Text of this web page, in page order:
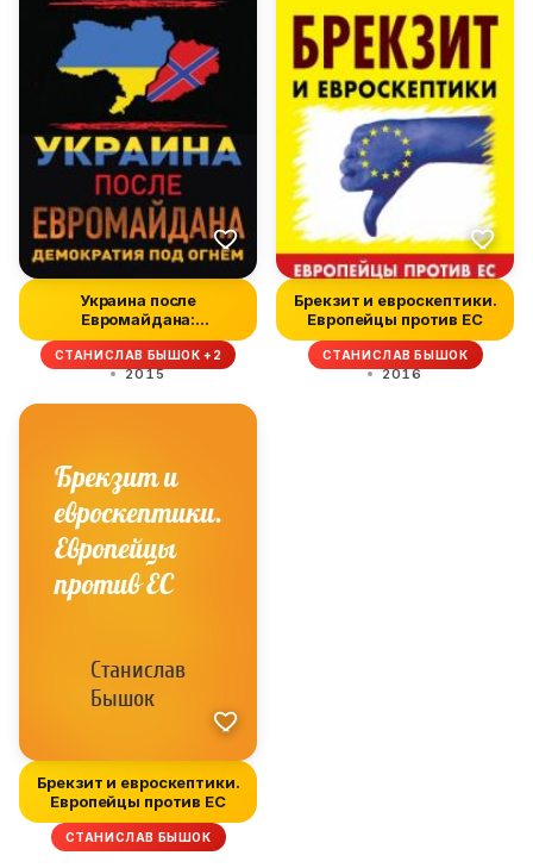
Украина после
Евромайдана:
Демократия под огнём
СТАНИСЛАВ БЫШОК +2
2015
Брекзит и евроскептики.
Европейцы против ЕС
СТАНИСЛАВ БЫШОК
2016
Брекзит и евроскептики.
Европейцы против ЕС
СТАНИСЛАВ БЫШОК